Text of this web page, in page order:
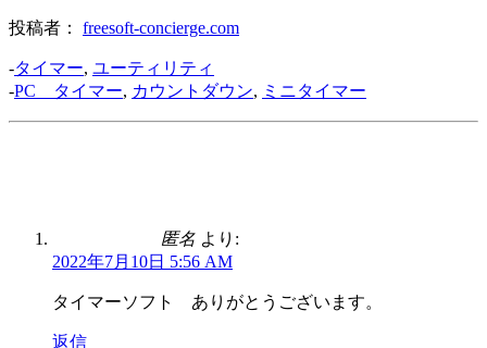
投稿者： freesoft-concierge.com
-タイマー, ユーティリティ
-PC タイマー, カウントダウン, ミニタイマー
匿名 より:
2022年7月10日 5:56 AM
タイマーソフト ありがとうございます。
返信